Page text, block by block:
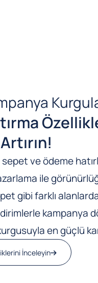
ve ödeme
ile
gibi farklı
kampanya
en güçlü
İnceleyin